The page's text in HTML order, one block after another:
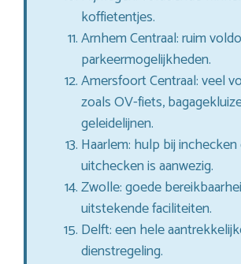
koffietentjes.
Arnhem Centraal: ruim
parkeermogelijkheden.
Amersfoort Centraal: veel
zoals OV-fiets,
geleidelijnen.
Haarlem: hulp bij inchecken
uitchecken is aanwezig.
Zwolle: goede
uitstekende faciliteiten.
Delft: een hele
dienstregeling.